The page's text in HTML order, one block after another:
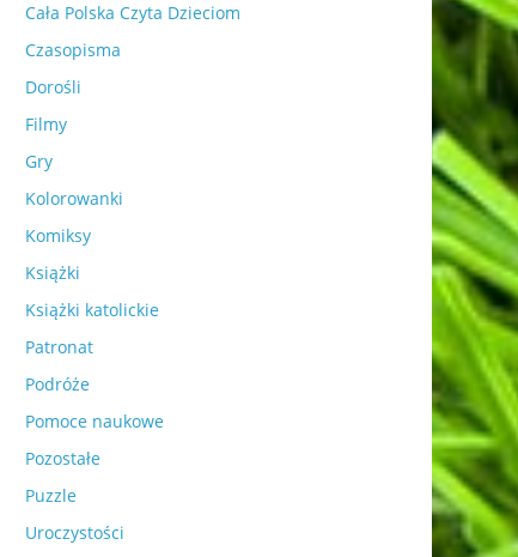
Cała Polska Czyta Dzieciom
Czasopisma
Dorośli
Filmy
Gry
Kolorowanki
Komiksy
Książki
Książki katolickie
Patronat
Podróże
Pomoce naukowe
Pozostałe
Puzzle
Uroczystości